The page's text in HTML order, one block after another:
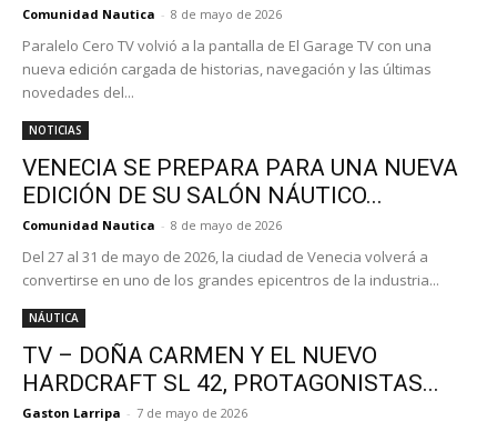
Comunidad Nautica - 8 de mayo de 2026
Paralelo Cero TV volvió a la pantalla de El Garage TV con una
nueva edición cargada de historias, navegación y las últimas
novedades del...
NOTICIAS
VENECIA SE PREPARA PARA UNA NUEVA
EDICIÓN DE SU SALÓN NÁUTICO...
Comunidad Nautica - 8 de mayo de 2026
Del 27 al 31 de mayo de 2026, la ciudad de Venecia volverá a
convertirse en uno de los grandes epicentros de la industria...
NÁUTICA
TV – DOÑA CARMEN Y EL NUEVO
HARDCRAFT SL 42, PROTAGONISTAS...
Gaston Larripa - 7 de mayo de 2026